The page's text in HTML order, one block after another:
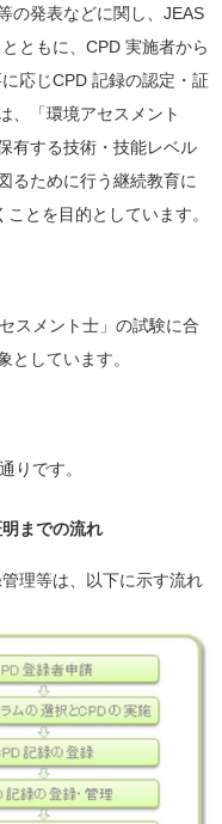
の発表などに関し、JEAS
ともに、CPD 実施者から
応じCPD 記録の認定・証
、「環境アセスメント
有する技術・技能レベル
るために行う継続教育に
とを目的としています。
スメント士」の試験に合
としています。
りです。
明までの流れ
理等は、以下に示す流れ